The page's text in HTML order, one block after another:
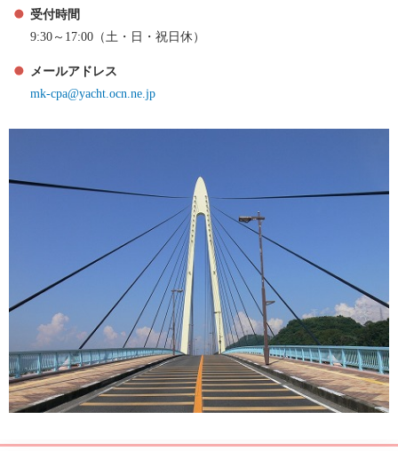
受付時間
9:30～17:00（土・日・祝日休）
メールアドレス
mk-cpa@yacht.ocn.ne.jp